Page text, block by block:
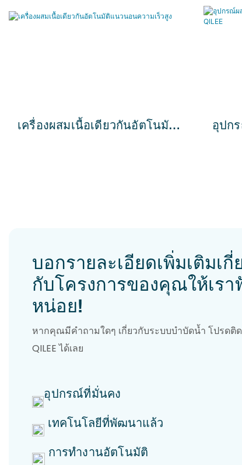
เครื่องผสมเนื้อเดียวกันอัตโนมัติ
อุปก
บอกรายละเอียดเพิ่มเติมเกี่
กับโครงการของคุณให้เรา
หน่อย!
หากคุณมีคำถามใดๆ เกี่ยวกับระบบบำบัดน้ำ โปรดติ
QILEE ได้เลย
อุปกรณ์ที่มั่นคง
เทคโนโลยีที่พัฒนาแล้ว
การทำงานอัตโนมัติ